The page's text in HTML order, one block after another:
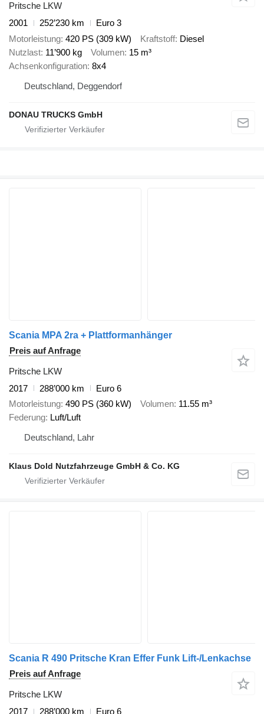
Pritsche LKW
2001
252’230 km
Euro 3
Motorleistung 420 PS (309 kW) Kraftstoff Diesel
Nutzlast 11’900 kg Volumen 15 m³
Achsenkonfiguration 8x4
Deutschland, Deggendorf
DONAU TRUCKS GmbH
Scania MPA 2ra + Plattformanhänger
Preis auf Anfrage
Pritsche LKW
2017
288’000 km
Euro 6
Motorleistung 490 PS (360 kW) Volumen 11.55 m³
Federung Luft/Luft
Deutschland, Lahr
Klaus Dold Nutzfahrzeuge GmbH & Co. KG
Scania R 490 Pritsche Kran Effer Funk Lift-/Lenkachse
Preis auf Anfrage
Pritsche LKW
2017
288’000 km Euro 6